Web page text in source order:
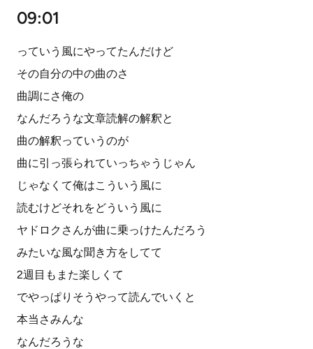
09:01
っていう風にやってたんだけど
その自分の中の曲のさ
曲調にさ俺の
なんだろうな文章読解の解釈と
曲の解釈っていうのが
曲に引っ張られていっちゃうじゃん
じゃなくて俺はこういう風に
読むけどそれをどういう風に
ヤドロクさんが曲に乗っけたんだろう
みたいな風な聞き方をしてて
2週目もまた楽しくて
でやっぱりそうやって読んでいくと
本当さみんな
なんだろうな